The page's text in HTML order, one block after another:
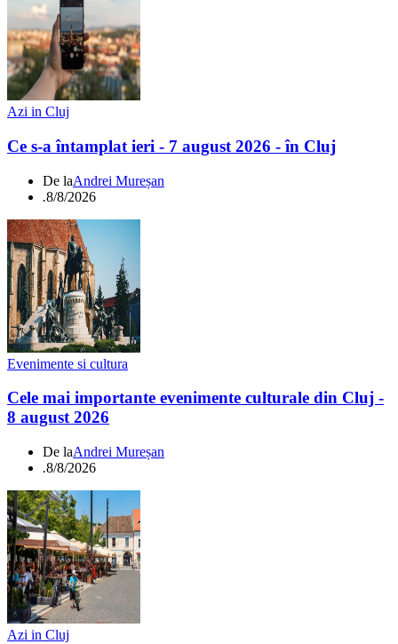
Azi in Cluj
Ce s-a întamplat ieri - 7 august 2026 - în Cluj
De laAndrei Mureșan
.8/8/2026
Evenimente si cultura
Cele mai importante evenimente culturale din Cluj -
8 august 2026
De laAndrei Mureșan
.8/8/2026
Azi in Cluj